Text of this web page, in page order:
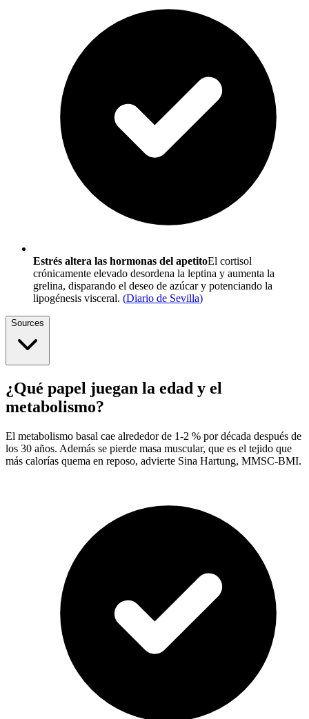
Estrés altera las hormonas del apetitoEl cortisol
crónicamente elevado desordena la leptina y aumenta la
grelina, disparando el deseo de azúcar y potenciando la
lipogénesis visceral. (Diario de Sevilla)
Sources
¿Qué papel juegan la edad y el
metabolismo?
El metabolismo basal cae alrededor de 1-2 % por década después de
los 30 años. Además se pierde masa muscular, que es el tejido que
más calorías quema en reposo, advierte Sina Hartung, MMSC-BMI.